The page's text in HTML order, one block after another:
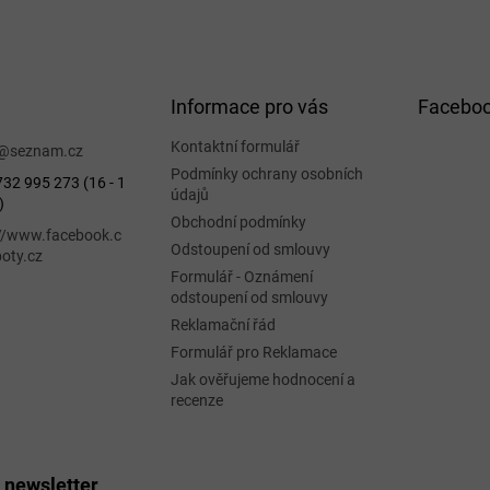
seznam.cz
995 273 (16 - 1
www.facebook.c
Informace pro vás
Kontaktní formulář
Podmínky ochrany osobních
údajů
Obchodní podmínky
Odstoupení od smlouvy
Formulář - Oznámení
odstoupení od smlouvy
Reklamační řád
Formulář pro Reklamace
Jak ověřujeme hodnocení a
recenze
newsletter